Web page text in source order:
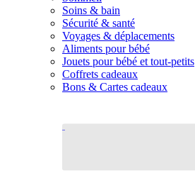
Soins & bain
Sécurité & santé
Voyages & déplacements
Aliments pour bébé
Jouets pour bébé et tout-petits
Coffrets cadeaux
Bons & Cartes cadeaux